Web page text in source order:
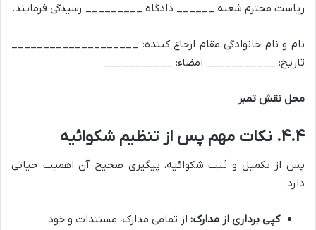
ریاست محترم شعبه ______ دادگاه _________ رسیدگی فرمایند.
نام و نام خانوادگی مقام ارجاع کننده: ____________________
تاریخ: ___________ امضاء: ___________
محل نقش تمبر
۴.۴. نکات مهم پس از تنظیم شکوائیه
پس از تکمیل و ثبت شکوائیه، پیگیری صحیح آن اهمیت حیاتی
دارد:
کپی برداری از مدارک: از تمامی مدارک، مستندات و خود